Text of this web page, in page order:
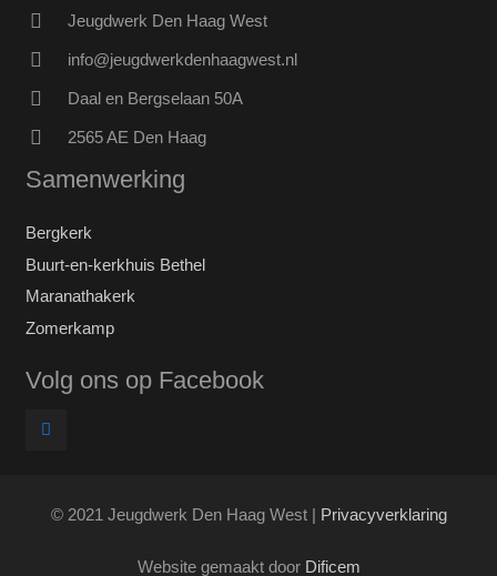
Jeugdwerk Den Haag West
info@jeugdwerkdenhaagwest.nl
Daal en Bergselaan 50A
2565 AE Den Haag
Samenwerking
Bergkerk
Buurt-en-kerkhuis Bethel
Maranathakerk
Zomerkamp
Volg ons op Facebook
© 2021 Jeugdwerk Den Haag West | Privacyverklaring
Website gemaakt door Dificem